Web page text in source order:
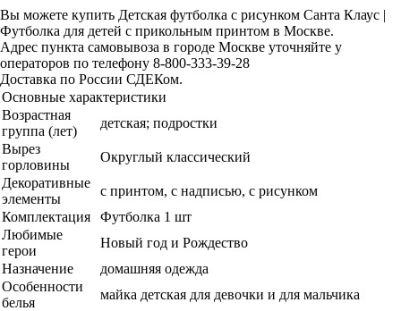
Вы можете купить Детская футболка с рисунком Санта Клаус |
Футболка для детей с прикольным принтом в Москве.
Адрес пункта самовывоза в городе Москве уточняйте у
операторов по телефону 8-800-333-39-28
Доставка по России СДЕКом.
Основные характеристики
Возрастная
группа (лет)
детская; подростки
Вырез
горловины
Округлый классический
Декоративные
элементы
с принтом, с надписью, с рисунком
Комплектация
Футболка 1 шт
Любимые
герои
Новый год и Рождество
Назначение
домашняя одежда
Особенности
белья
майка детская для девочки и для мальчика